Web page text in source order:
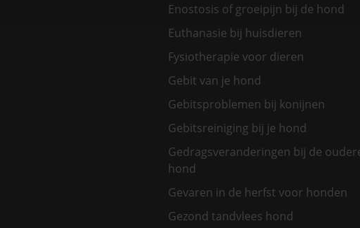
Enostosis of groeipijn bij de hond
Euthanasie bij huisdieren
Fysiotherapie voor dieren
Gebit van je hond
Gebitsproblemen bij konijnen
Gebitsreiniging bij je hond
Gedragsveranderingen bij de
hond
Gevaren in de herfst voor honden
Gezond tandvlees hond